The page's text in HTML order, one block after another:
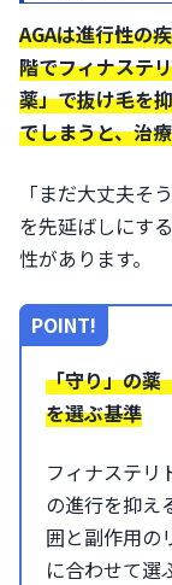
AGAは進行性の
階でフィナステ
薬」で抜け毛を
でしまうと、治
「まだ大丈夫そ
を先延ばしにす
性があります。
POINT!
「守り」の薬
を選ぶ基準
フィナステリ
の進行を抑え
囲と副作用の
に合わせて選